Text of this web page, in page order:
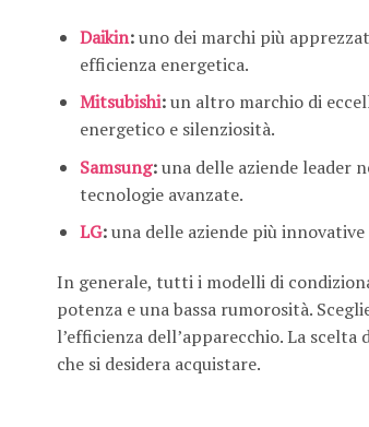
Daikin:uno dei marchi più
efficienza energetica.
Mitsubishi:un altro marchio di
energetico e silenziosità.
Samsung:una delle aziende leader
tecnologie avanzate.
LG:una delle aziende più
In generale, tutti i modelli di
potenza e una bassa rumorosità.
l’efficienza dell’apparecchio. La
che si desidera acquistare.